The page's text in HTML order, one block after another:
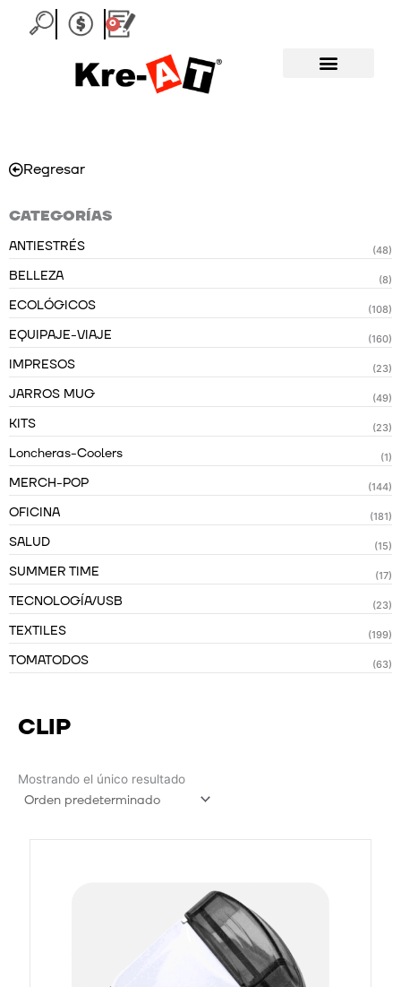
0
Carrito
Regresar
CATEGORÍAS
ANTIESTRÉS (48)
BELLEZA (8)
ECOLÓGICOS (108)
EQUIPAJE-VIAJE (160)
IMPRESOS (23)
JARROS MUG (49)
KITS (23)
Loncheras-Coolers (1)
MERCH-POP (144)
OFICINA (181)
SALUD (15)
SUMMER TIME (17)
TECNOLOGÍA/USB (23)
TEXTILES (199)
TOMATODOS (63)
CLIP
Mostrando el único resultado